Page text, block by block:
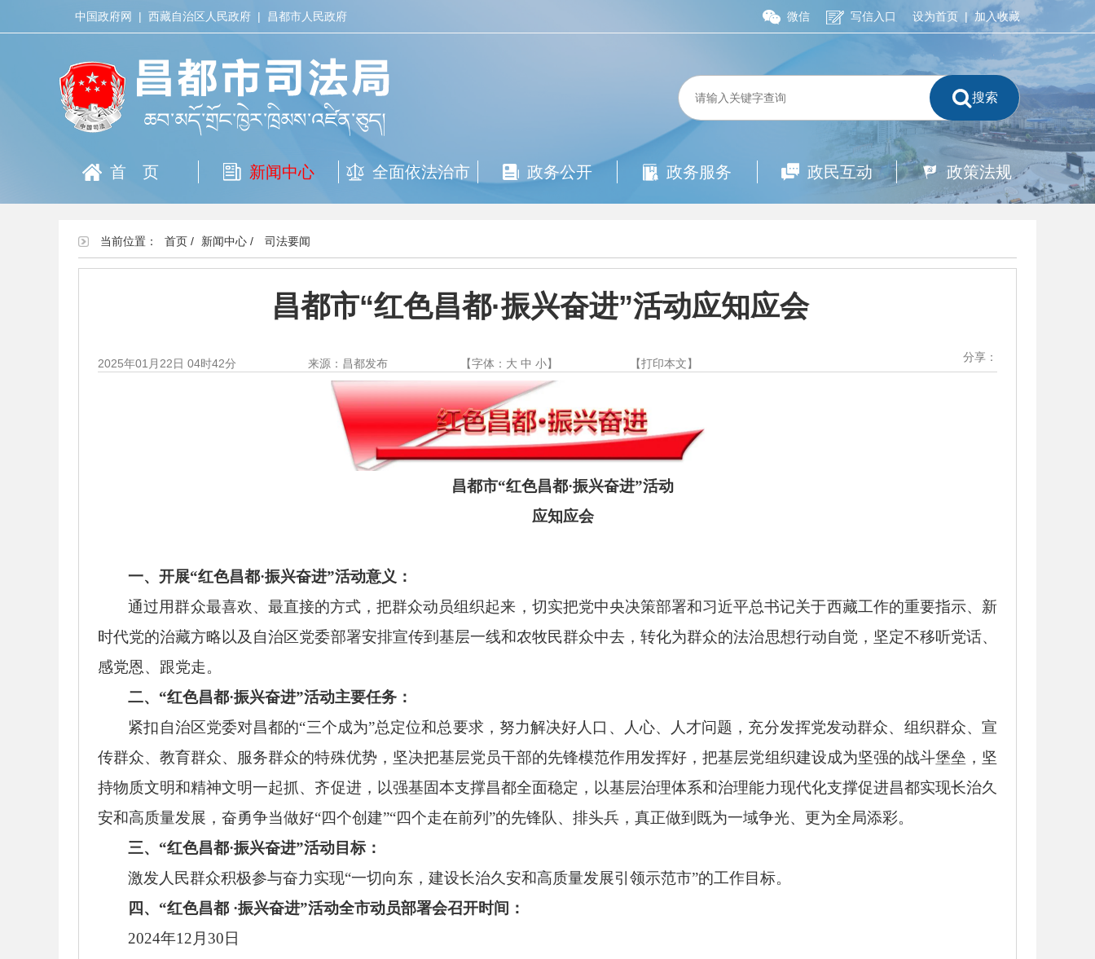
中国政府网 | 西藏自治区人民政府 | 昌都市人民政府 微信 写信入口 设为首页 |加入收藏
搜索
首页 新闻中心 全面依法治市 政务公开 政务服务 政民互动 政策法规
当前位置： 首页 / 新闻中心 / 司法要闻
昌都市“红色昌都·振兴奋进”活动应知应会
2025年01月22日 04时42分 来源：昌都发布 【字体： 大 中 小】 【打印本文】 分享：
昌都市“红色昌都·振兴奋进”活动
应知应会
一、开展“红色昌都·振兴奋进”活动意义：
通过用群众最喜欢、最直接的方式，把群众动员组织起来，切实把党中央决策部署和习近平总书记关于西藏工作的重要指示、新
时代党的治藏方略以及自治区党委部署安排宣传到基层一线和农牧民群众中去，转化为群众的法治思想行动自觉，坚定不移听党话、
感党恩、跟党走。
二、 “红色昌都·振兴奋进”活动主要任务：
紧扣自治区党委对昌都的“三个成为”总定位和总要求，努力解决好人口、人心、人才问题，充分发挥党发动群众、组织群众、宣
传群众、教育群众、服务群众的特殊优势，坚决把基层党员干部的先锋模范作用发挥好，把基层党组织建设成为坚强的战斗堡垒，坚
持物质文明和精神文明一起抓、齐促进，以强基固本支撑昌都全面稳定，以基层治理体系和治理能力现代化支撑促进昌都实现长治久
安和高质量发展，奋勇争当做好“四个创建”“四个走在前列”的先锋队、排头兵，真正做到既为一域争光、更为全局添彩。
三、 “红色昌都·振兴奋进”活动目标：
激发人民群众积极参与奋力实现“一切向东，建设长治久安和高质量发展引领示范市”的工作目标。
四、 “红色昌都 ·振兴奋进”活动全市动员部署会召开时间：
2024年12月30日